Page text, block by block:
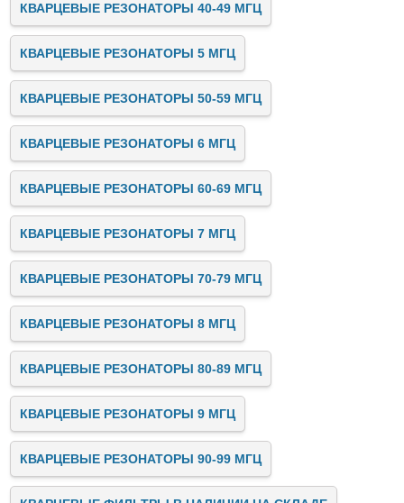
КВАРЦЕВЫЕ РЕЗОНАТОРЫ 40-49 МГЦ
КВАРЦЕВЫЕ РЕЗОНАТОРЫ 5 МГЦ
КВАРЦЕВЫЕ РЕЗОНАТОРЫ 50-59 МГЦ
КВАРЦЕВЫЕ РЕЗОНАТОРЫ 6 МГЦ
КВАРЦЕВЫЕ РЕЗОНАТОРЫ 60-69 МГЦ
КВАРЦЕВЫЕ РЕЗОНАТОРЫ 7 МГЦ
КВАРЦЕВЫЕ РЕЗОНАТОРЫ 70-79 МГЦ
КВАРЦЕВЫЕ РЕЗОНАТОРЫ 8 МГЦ
КВАРЦЕВЫЕ РЕЗОНАТОРЫ 80-89 МГЦ
КВАРЦЕВЫЕ РЕЗОНАТОРЫ 9 МГЦ
КВАРЦЕВЫЕ РЕЗОНАТОРЫ 90-99 МГЦ